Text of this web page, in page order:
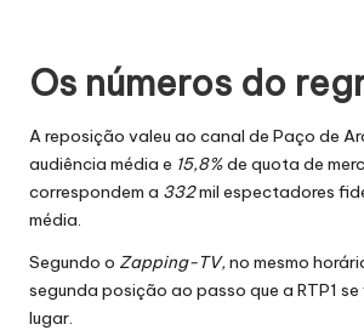
Os números do
A reposição valeu ao canal de Paço de
audiência média e 15,8%de quota de
correspondem a 332mil espectadores
média.
Segundo o Zapping-TV, no mesmo
segunda posição ao passo que a RTP1
lugar.